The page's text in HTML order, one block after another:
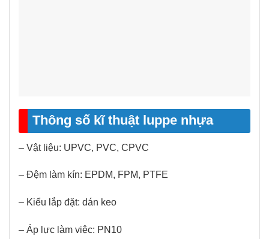
Thông số kĩ thuật luppe nhựa
– Vật liệu: UPVC, PVC, CPVC
– Đệm làm kín: EPDM, FPM, PTFE
– Kiểu lắp đặt: dán keo
– Áp lực làm việc: PN10